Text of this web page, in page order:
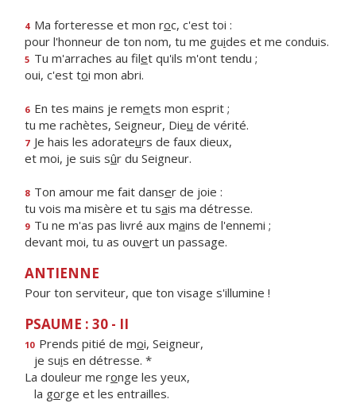
4 Ma forteresse et mon roc, c'est toi :
pour l'honneur de ton nom, tu me guides et me conduis.
5 Tu m'arraches au filet qu'ils m'ont tendu ;
oui, c'est toi mon abri.
6 En tes mains je remets mon esprit ;
tu me rachètes, Seigneur, Dieu de vérité.
7 Je hais les adorateurs de faux dieux,
et moi, je suis sûr du Seigneur.
8 Ton amour me fait danser de joie :
tu vois ma misère et tu sais ma détresse.
9 Tu ne m'as pas livré aux mains de l'ennemi ;
devant moi, tu as ouvert un passage.
ANTIENNE
Pour ton serviteur, que ton visage s'illumine !
PSAUME : 30 - II
10 Prends pitié de moi, Seigneur,
je suis en détresse. *
La douleur me ronge les yeux,
la gorge et les entrailles.